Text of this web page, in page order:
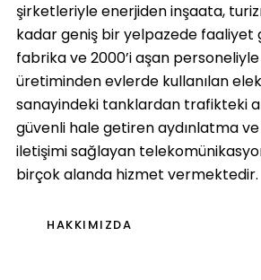
şirketleriyle enerjiden inşaata,
kadar geniş bir yelpazede faaliyet
fabrika ve 2000’i aşan
üretiminden evlerde kullanılan
sanayindeki tanklardan trafikteki
güvenli hale getiren aydınlatma
iletişimi sağlayan
birçok alanda hizmet vermektedir.
HAKKIMIZDA